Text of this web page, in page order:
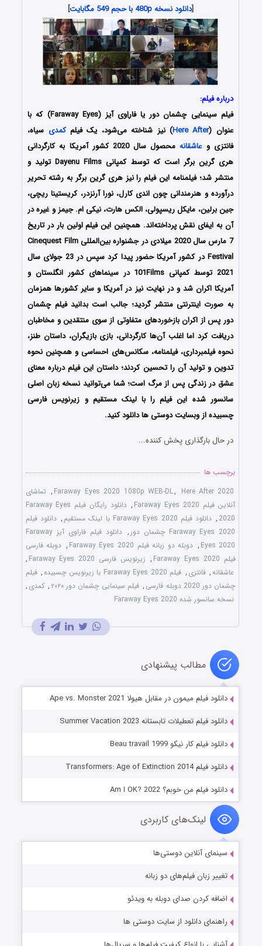
[دانلود نسخه 480p با حجم 549 مگابایت ]
درباره فیلم:
فیلم سینمایی چشمان دور یا فاراِوی آیز (Faraway Eyes) که با
عنوان (Here After) نیز شناخته می‌شود، یک فیلمکمدی سیاه،
فانتزی وعاشقانه
محصول سال 2020 کشور آمریکا به کارگردانی
هری گرین برگر است که توسط کمپانی Dayenu Films تولید و
منتشر شد؛ فیلمنامه این فیلم را نیز هری گرین برگر به رشته تحریر
درآورده و هنرمندانی چون اندی کارل، نورا آرنزدر، کریستینا ریچی،
جین برلین، مایکل ریسپولی، الکس هارت، نیکی ام. جیمز و غیره در
آن به ایفای نقش پرداخته‌اند. همچنین این فیلم اولین بار در تاریخ
7 مارس سال 2020 میلادی در جشنواره بین‌المللی Cinequest Film
Festival در کشور آمریکا حضور پیدا کرد سپس در 23 جولای سال
2021 توسط کمپانی 101Films در سینماهای کشور انگلستان و
آمریکا اکران شد و در نهایت نیز در آمریکا و سایر کشورها همزمان
به صورت اینترنتی منتشر گردید؛ جالب است بدانید فیلم چشمان
دور پس از اکران بازخوردهای متفاوتی از سوی منتقدین و مخاطبان
دریافت کرد اما اغلب آن‌ها کارگردانی، بازی بازیگران، داستان طنز،
نحوه فیلمبرداری، فیلمنامه، سکانس‌های احساسی و همچنین نحوه
تدوین و تولید آن را تحسین کردند؛ داستان این فیلم درباره معنای
عشق در زندگی پس از مرگ است؛ شما می‌توانید نسخه زبان اصلی
سانسور شده این فیلم را با لینک مستقیم و زیرنویس فارسی
چسبیده از وبسایت دوستی ها دانلود کنید.
در حال بارگذاری پخش کننده...
برچسب ها
Faraway Eyes 2020 1080p WEB-DL, Here After 2020
, تماشای
آنلاین فیلم Faraway Eyes 2020
,
دانلود رایگان فیلم Faraway Eyes
2020
, دانلود فیلم Faraway Eyes 2020 با لینک مستقیم , دانلود فیلم
Faraway Eyes 2020 چشمان دور
,
دانلود فیلم فاراوی آیز Faraway
Eyes 2020
, دوبله دو زبانه فیلم Faraway Eyes 2020 , دوبله فارسی
فیلم Faraway Eyes 2020
, زیرنویس فارسی Faraway Eyes 2020
,
عاشقانه, فانتزی , فیلم Faraway Eyes 2020 با زیرنویس چسبیده , فیلم
چشمان دور 2020 دوبله فارسی
, فیلم سینمایی چشمان دور ۲۰۲۰ , کمدی ,
نسخه سانسور شده Faraway Eyes 2020
مطالب پیشنهادی
دانلود فیلم میمون در مقابل هیولا Ape vs. Monster 2021
دانلود فیلم تعطیلات تابستانه Summer Vacation 2023
دانلود فیلم کار نیکو Beau travail 1999
دانلود فیلم Transformers: Age of Extinction 2014
دانلود فیلم من خوبم؟ Am I OK? 2022
لینک‌های کاربردی
سینمای آنلاین دوستی‌ها
تغییر زبان فیلم‌های دو زبانه
اضافه کردن صدای دوبله به ویدئو
راهنمای دانلود از سایت دوستی ها